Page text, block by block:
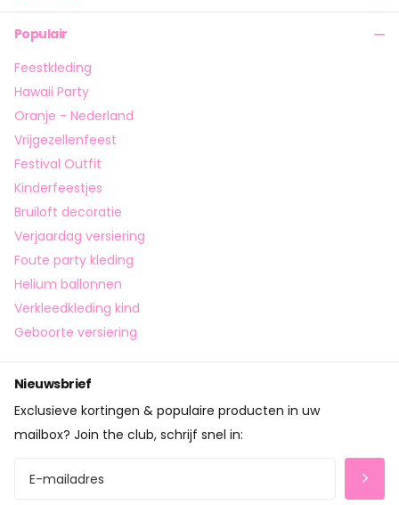
Populair
Feestkleding
Hawaii Party
Oranje - Nederland
Vrijgezellenfeest
Festival Outfit
Kinderfeestjes
Bruiloft decoratie
Verjaardag versiering
Foute party kleding
Helium ballonnen
Verkleedkleding kind
Geboorte versiering
Nieuwsbrief
Exclusieve kortingen & populaire producten in uw
mailbox? Join the club, schrijf snel in: